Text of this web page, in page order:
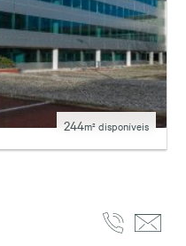
244m² disponíveis